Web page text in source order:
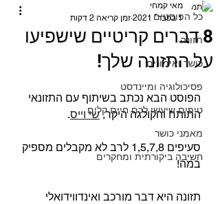
כל הפוסטים
תזונה
כושר ואימונים
פסיכולוגיה ומיינדסט
טיפים שיעשו לכם חיים קלים
מאמני כושר
חשיבה ביקורתית ומחקרים
8 דברים קריטיים שישפיעו
על התזונה שלך!⁣⁣
מאי קמחי
1 בפבר׳ 2021
זמן קריאה 2 דקות
הפוסט הבא נכתב בשיתוף עם התזונאי
התותח והקולגה היקר, שי וייס.⁣⁣
סעיפים 1,5,7,8 לרב לא מקבלים מספיק
במה!⁣
תזונה היא דבר מורכב ואינדווידואלי